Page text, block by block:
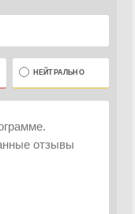
НЕЙТРАЛЬНО